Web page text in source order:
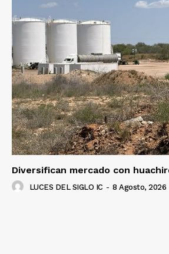
Diversifican mercado con
LUCES DEL SIGLO IC - 8 Agosto, 2026